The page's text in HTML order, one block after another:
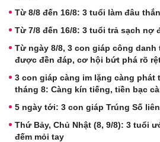
Từ 8/8 đến 16/8: 3 tuổi làm đâu
Từ 7/8 đến 16/8: 3 tuổi trả sạch nợ
Từ ngày 8/8, 3 con giáp công
được đền đáp, cơ hội bứt phá rõ
3 con giáp càng im lặng càng phát
tháng 8: Càng kín tiếng, tiền bạc
5 ngày tới: 3 con giáp Trúng Số
Thứ Bảy, Chủ Nhật (8, 9/8): 3 tuổi
đếm mỏi tay